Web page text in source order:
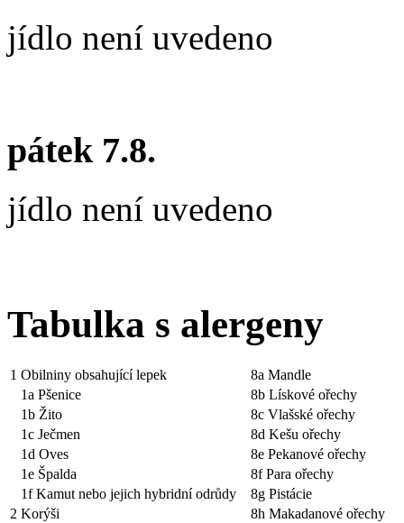
jídlo není uvedeno
pátek 7.8.
jídlo není uvedeno
Tabulka s alergeny
1 Obilniny obsahující lepek
8a Mandle
1a Pšenice
8b Lískové ořechy
1b Žito
8c Vlašské ořechy
1c Ječmen
8d Kešu ořechy
1d Oves
8e Pekanové ořechy
1e Špalda
8f Para ořechy
1f Kamut nebo jejich hybridní odrůdy
8g Pistácie
2 Korýši
8h Makadanové ořechy